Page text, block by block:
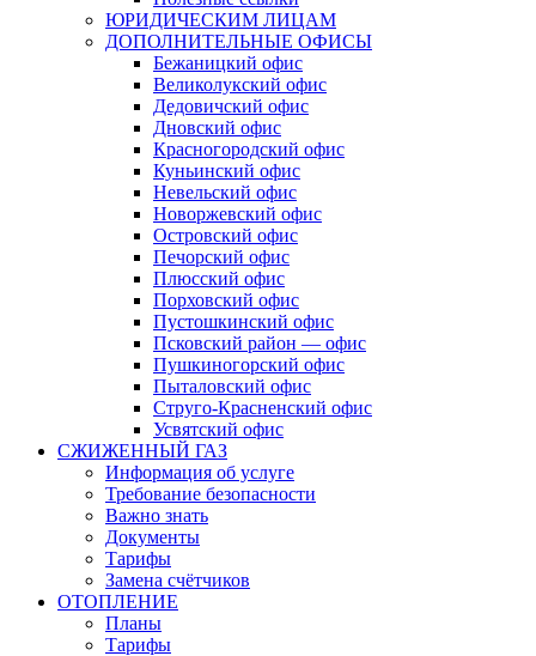
ЮРИДИЧЕСКИМ ЛИЦАМ
ДОПОЛНИТЕЛЬНЫЕ ОФИСЫ
Бежаницкий офис
Великолукский офис
Дедовичский офис
Дновский офис
Красногородский офис
Куньинский офис
Невельский офис
Новоржевский офис
Островский офис
Печорский офис
Плюсский офис
Порховский офис
Пустошкинский офис
Псковский район — офис
Пушкиногорский офис
Пыталовский офис
Струго-Красненский офис
Усвятский офис
СЖИЖЕННЫЙ ГАЗ
Информация об услуге
Требование безопасности
Важно знать
Документы
Тарифы
Замена счётчиков
ОТОПЛЕНИЕ
Планы
Тарифы